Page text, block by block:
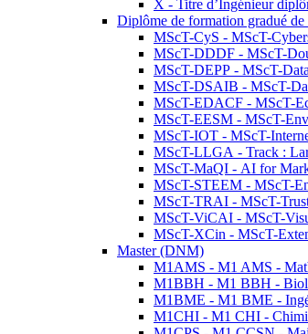
X - Titre d’Ingénieur
Diplôme de formation gradué
MScT-CyS - MScT-
MScT-DDDF - MScT-
MScT-DEPP - MScT-
MScT-DSAIB - MScT-
MScT-EDACF - MScT-
MScT-EESM - MScT-
MScT-IOT - MScT-
MScT-LLGA - Track :
MScT-MaQI - AI for
MScT-STEEM - MScT-
MScT-TRAI - MScT-
MScT-ViCAI - MScT-
MScT-XCin - MScT-
Master (DNM)
M1AMS - M1 AMS -
M1BBH - M1 BBH -
M1BME - M1 BME -
M1CHI - M1 CHI -